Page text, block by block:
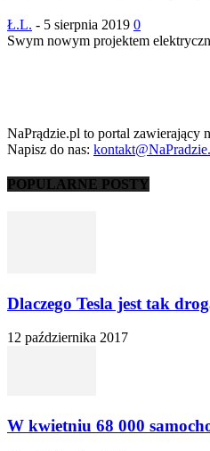
Ł.L. - 5 sierpnia 2019 0
Swym nowym projektem
NaPrądzie.pl to portal zawierający
Napisz do nas:
POPULARNE POSTY
Dlaczego Tesla jest tak
12 października 2017
W kwietniu 68 000